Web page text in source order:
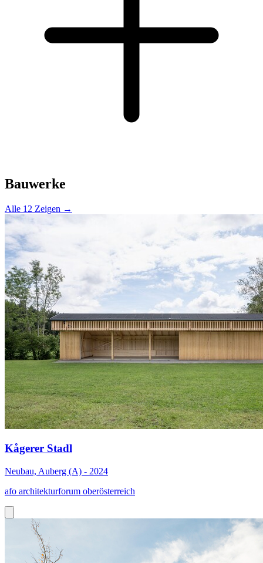
Bauwerke
Alle 12 Zeigen →
Kågerer Stadl
Neubau, Auberg (A) - 2024
afo architekturforum oberösterreich